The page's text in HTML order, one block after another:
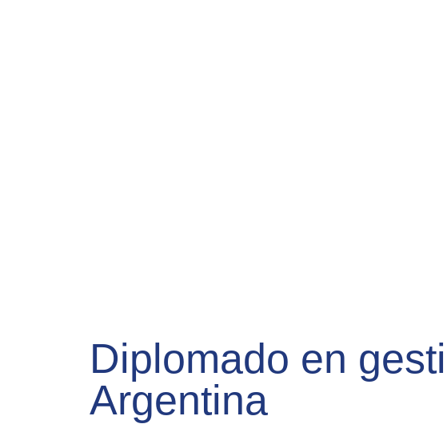
Diplomado en
Argentina